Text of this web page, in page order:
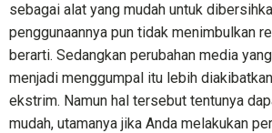
sebagai alat yang mudah untuk
penggunaannya pun tidak menimbulkan
berarti. Sedangkan perubahan media
menjadi menggumpal itu lebih
ekstrim. Namun hal tersebut tentunya
mudah, utamanya jika Anda melakukan